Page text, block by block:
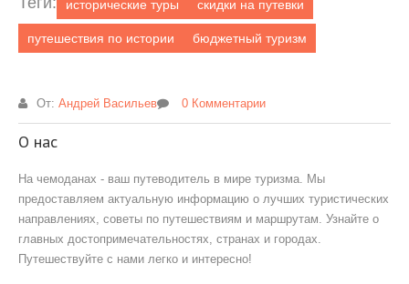
исторические туры скидки на путевки
путешествия по истории бюджетный туризм
От: Андрей Васильев 0 Комментарии
О нас
На чемоданах - ваш путеводитель в мире туризма. Мы
предоставляем актуальную информацию о лучших туристических
направлениях, советы по путешествиям и маршрутам. Узнайте о
главных достопримечательностях, странах и городах.
Путешествуйте с нами легко и интересно!